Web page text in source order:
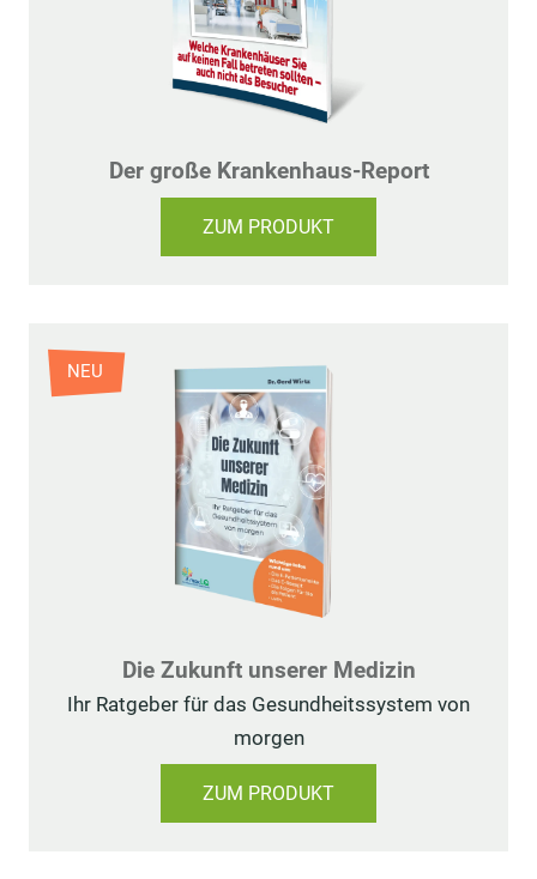
Der große Krankenhaus-Report
ZUM PRODUKT
NEU
Die Zukunft unserer Medizin
Ihr Ratgeber für das Gesundheitssystem von
morgen
ZUM PRODUKT